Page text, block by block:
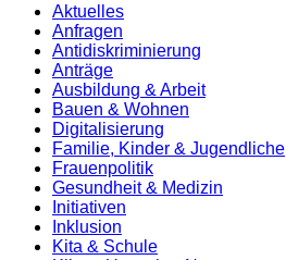
Aktuelles
Anfragen
Antidiskrimi­nierung
Anträge
Ausbildung & Arbeit
Bauen & Wohnen
Digitalisierung
Familie, Kinder & Jugendliche
Frauenpolitik
Gesundheit & Medizin
Initiativen
Inklusion
Kita & Schule